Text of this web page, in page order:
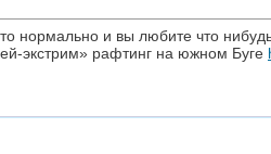
нормально и вы любите что
экстрим» рафтинг на южном Буге